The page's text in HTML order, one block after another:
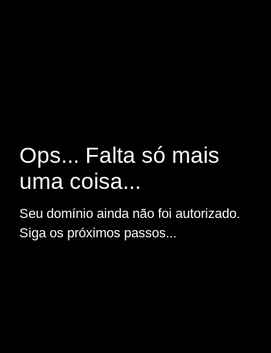
Ops... Falta só mais
uma coisa...
Seu domínio ainda não foi autorizado.
Siga os próximos passos...